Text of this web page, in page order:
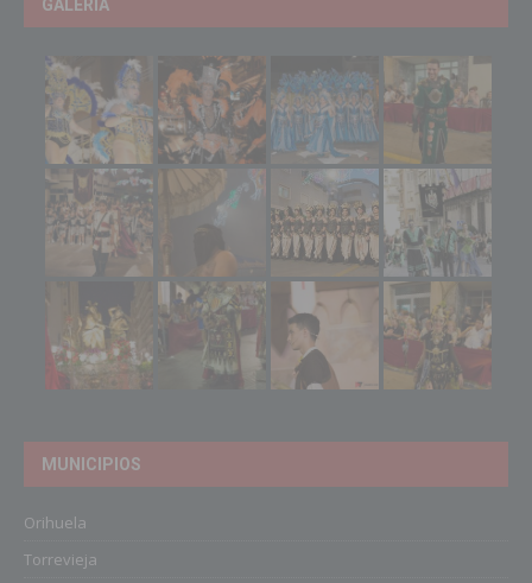
GALERIA
MUNICIPIOS
Orihuela
Torrevieja